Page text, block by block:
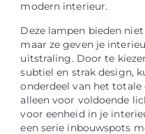
modern interieur.
Deze lampen bieden
maar ze geven je
uitstraling. Door te
subtiel en strak design,
onderdeel van het
alleen voor voldoende
voor eenheid in je
een serie inbouwspots